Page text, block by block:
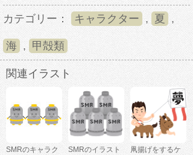
カテゴリー： キャラクター , 夏 ,
海 , 甲殻類
関連イラスト
SMRのキャラク
SMRのイラスト
凧揚げをするケ